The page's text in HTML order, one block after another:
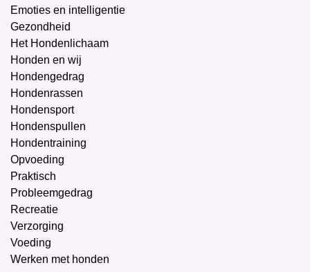
Emoties en intelligentie
Gezondheid
Het Hondenlichaam
Honden en wij
Hondengedrag
Hondenrassen
Hondensport
Hondenspullen
Hondentraining
Opvoeding
Praktisch
Probleemgedrag
Recreatie
Verzorging
Voeding
Werken met honden